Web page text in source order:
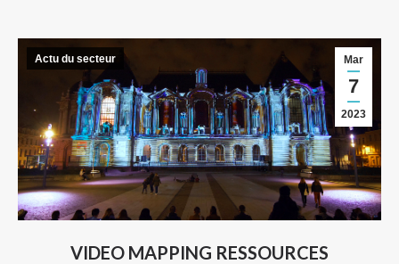
VIDEO MAPPING RESSOURCES
Mar
7
2023
Actu du secteur